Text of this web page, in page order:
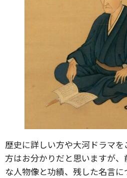
歴史に詳しい方や大河ドラマ
方はお分かりだと思いますが
な人物像と功績、残した名言に